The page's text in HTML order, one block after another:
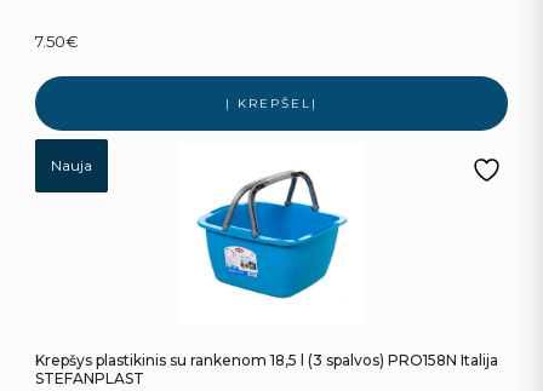
7.50€
Į KREPŠELĮ
Nauja
Krepšys plastikinis su rankenom 18,5 l (3 spalvos) PRO158N Italija
STEFANPLAST